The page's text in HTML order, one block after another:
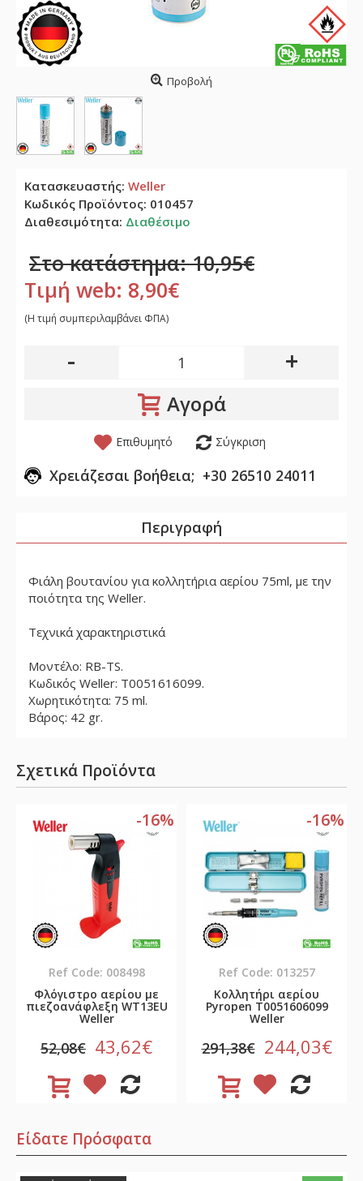
Προβολή
Κατασκευαστής: Weller
Κωδικός Προϊόντος: 010457
Διαθεσιμότητα: Διαθέσιμο
Στο κατάστημα: 10,95€
Τιμή web: 8,90€
(H τιμή συμπεριλαμβάνει ΦΠΑ)
- +
Αγορά
Επιθυμητό Σύγκριση
Χρειάζεσαι βοήθεια; +30 26510 24011
Περιγραφή
Φιάλη βουτανίου για κολλητήρια αερίου 75ml, με την
ποιότητα της Weller.
Τεχνικά χαρακτηριστικά
Μοντέλο: RB-TS.
Κωδικός Weller: T0051616099.
Χωρητικότητα: 75 ml.
Βάρος: 42 gr.
Σχετικά Προϊόντα
-16%
Ref Code: 008498
Φλόγιστρο αερίου με
πιεζοανάφλεξη WT13EU
Weller
52,08€ 43,62€
-16%
Ref Code: 013257
Κολλητήρι αερίου
Pyropen T0051606099
Weller
291,38€ 244,03€
Είδατε Πρόσφατα